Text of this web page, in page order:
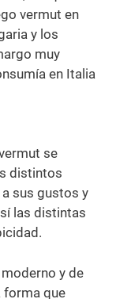
vermut en
y los
muy
en Italia
se
distintos
sus gustos y
las distintas
y de
forma que